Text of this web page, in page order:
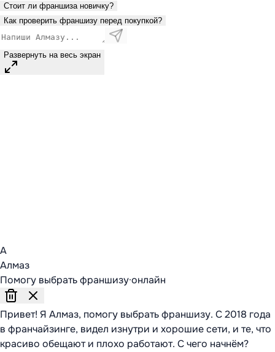
Стоит ли франшиза новичку?
Как проверить франшизу перед покупкой?
Развернуть на весь экран
А
Алмаз
Помогу выбрать франшизу·онлайн
Привет! Я Алмаз, помогу выбрать франшизу. С 2018 года
в франчайзинге, видел изнутри и хорошие сети, и те, что
красиво обещают и плохо работают. С чего начнём?